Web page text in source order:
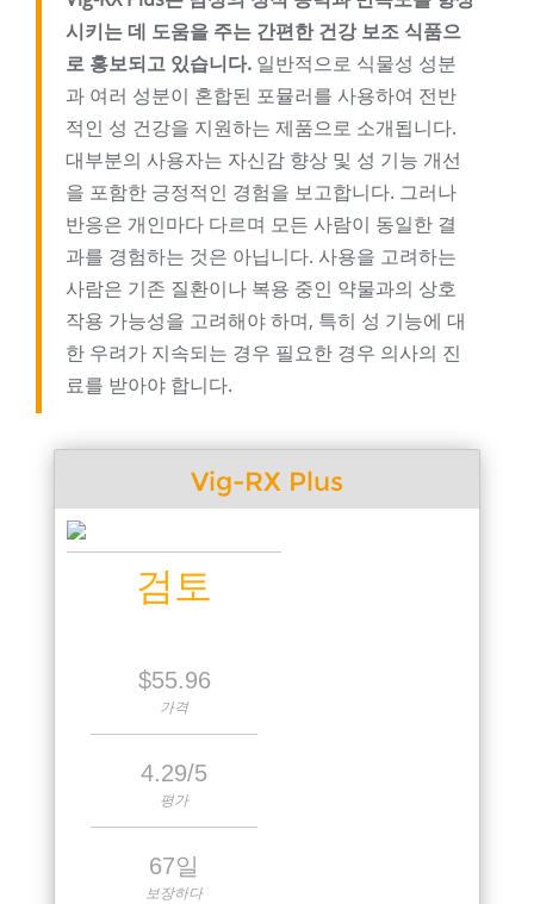
시키는 데 도움을 주는 간편한 건강 보조 식품으
로 홍보되고 있습니다. 일반적으로 식물성 성분
과 여러 성분이 혼합된 포뮬러를 사용하여 전반
적인 성 건강을 지원하는 제품으로 소개됩니다.
대부분의 사용자는 자신감 향상 및 성 기능 개선
을 포함한 긍정적인 경험을 보고합니다. 그러나
반응은 개인마다 다르며 모든 사람이 동일한 결
과를 경험하는 것은 아닙니다. 사용을 고려하는
사람은 기존 질환이나 복용 중인 약물과의 상호
작용 가능성을 고려해야 하며, 특히 성 기능에 대
한 우려가 지속되는 경우 필요한 경우 의사의 진
료를 받아야 합니다.
Vig-RX Plus
검토
$55.96
가격
4.29/5
평가
67일
보장하다